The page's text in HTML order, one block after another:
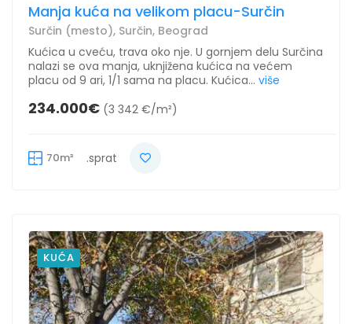
Manja kuća na velikom placu-Surčin
Surčin (mesto), Surčin, Beograd
Kućica u cveću, trava oko nje. U gornjem delu Surčina
nalazi se ova manja, uknjižena kućica na većem
placu od 9 ari, 1/1 sama na placu. Kućica... više
234.000€ (3 342 €/m²)
70m² .sprat
KUĆA